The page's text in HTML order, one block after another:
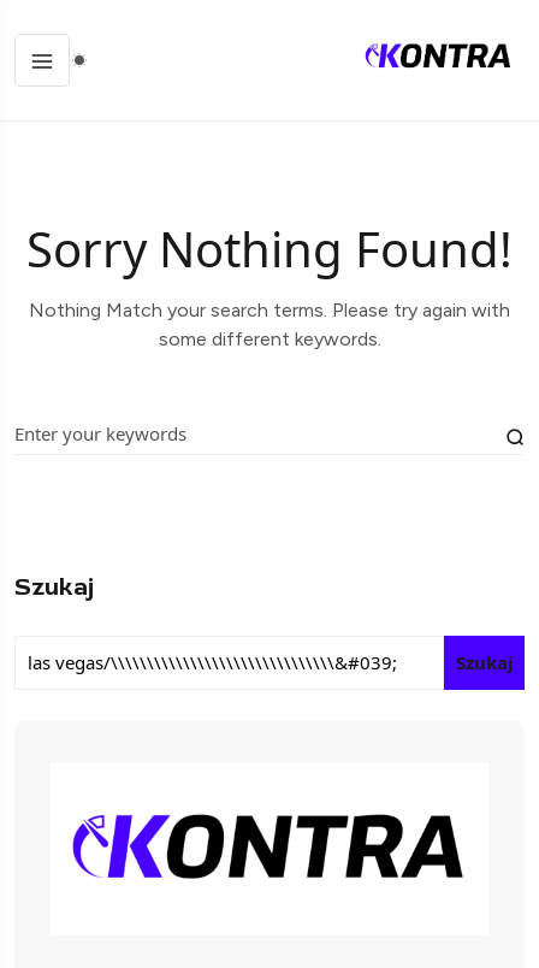
Sorry Nothing Found!
Nothing Match your search terms. Please try again with
some different keywords.
Szukaj
Szukaj